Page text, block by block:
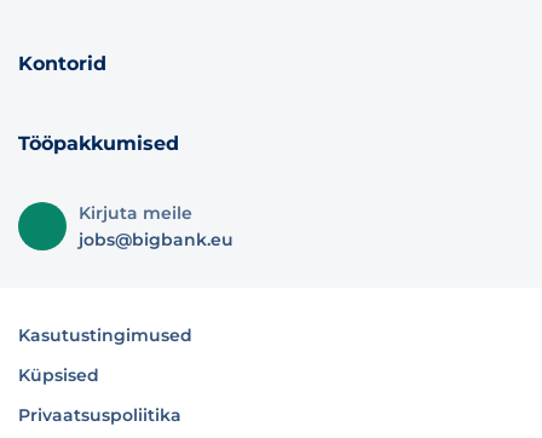
Kontorid
Tööpakkumised
Kirjuta meile
jobs@bigbank.eu
Kasutustingimused
Küpsised
Privaatsuspoliitika